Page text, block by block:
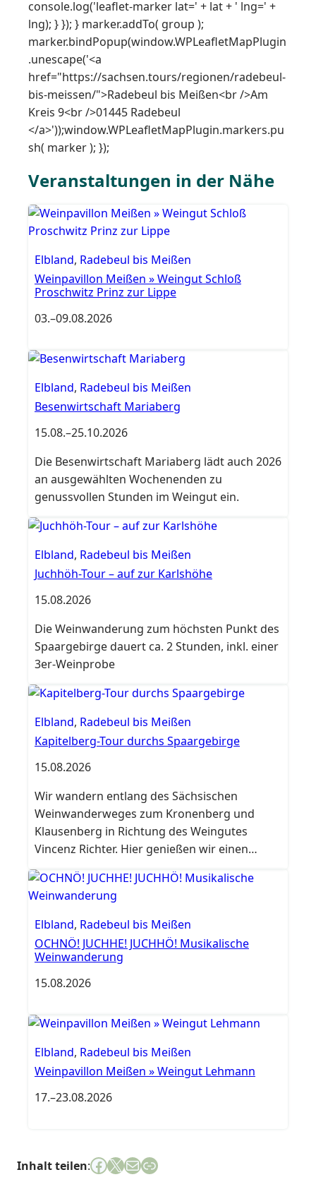
console.log('leaflet-marker lat=' + lat + ' lng=' +
lng); } }); } marker.addTo( group );
marker.bindPopup(window.WPLeafletMapPlugin
.unescape('<a
href="https://sachsen.tours/regionen/radebeul-
bis-meissen/">Radebeul bis Meißen<br />Am
Kreis 9<br />01445 Radebeul
</a>'));window.WPLeafletMapPlugin.markers.pu
sh( marker ); });
Veranstaltungen in der Nähe
Elbland, Radebeul bis Meißen
Weinpavillon Meißen » Weingut Schloß
Proschwitz Prinz zur Lippe
03.–09.08.2026
Elbland, Radebeul bis Meißen
Besenwirtschaft Mariaberg
15.08.–25.10.2026
Die Besenwirtschaft Mariaberg lädt auch 2026
an ausgewählten Wochenenden zu
genussvollen Stunden im Weingut ein.
Elbland, Radebeul bis Meißen
Juchhöh-Tour – auf zur Karlshöhe
15.08.2026
Die Weinwanderung zum höchsten Punkt des
Spaargebirge dauert ca. 2 Stunden, inkl. einer
3er-Weinprobe
Elbland, Radebeul bis Meißen
Kapitelberg-Tour durchs Spaargebirge
15.08.2026
Wir wandern entlang des Sächsischen
Weinwanderweges zum Kronenberg und
Klausenberg in Richtung des Weingutes
Vincenz Richter. Hier genießen wir einen
weiteren Wein.
Elbland, Radebeul bis Meißen
OCHNÖ! JUCHHE! JUCHHÖ! Musikalische
Weinwanderung
15.08.2026
Elbland, Radebeul bis Meißen
Weinpavillon Meißen » Weingut Lehmann
17.–23.08.2026
Inhalt teilen:Facebook
X E-Mail
Link